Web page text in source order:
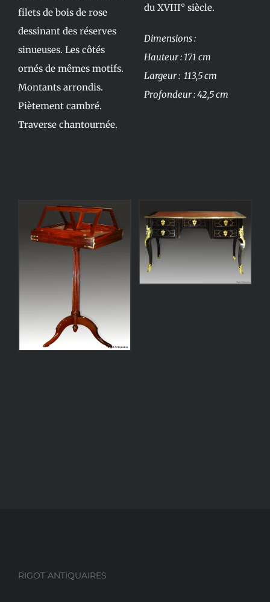
filets de bois de rose
dessinant des réserves
sinueuses. Les côtés
ornés de mêmes motifs.
Montants arrondis.
Piètement cambré.
Traverse chantournée.
du XVIII° siècle.
Dimensions :
Hauteur : 171 cm
Largeur : 113,5 cm
Profondeur : 42,5 cm
RIGOT ANTIQUAIRES